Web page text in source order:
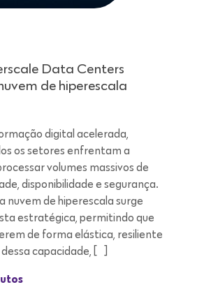
Data Centers
de hiperescala
digital acelerada,
os setores enfrentam a
volumes massivos de
disponibilidade e segurança.
nuvem de hiperescala surge
estratégica, permitindo que
de forma elástica, resiliente
capacidade, […]